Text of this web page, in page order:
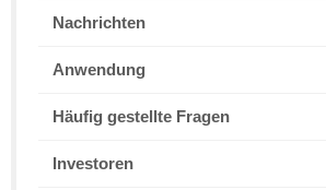
Nachrichten
Anwendung
Häufig gestellte Fragen
Investoren